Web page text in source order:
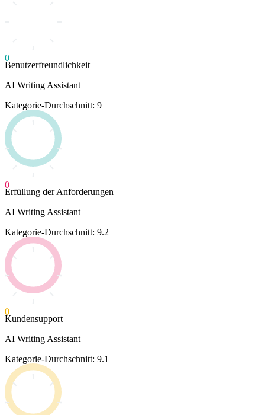
0
Benutzerfreundlichkeit
AI Writing Assistant
Kategorie-Durchschnitt: 9
0
Erfüllung der Anforderungen
AI Writing Assistant
Kategorie-Durchschnitt: 9.2
0
Kundensupport
AI Writing Assistant
Kategorie-Durchschnitt: 9.1